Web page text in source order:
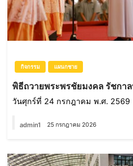
กิจกรรม แผนกชาย
พิธีถวายพระพรชัยมงคล รัชกา
วันศุกร์ที่ 24 กรกฎาคม พ.ศ. 2569
admin1 25 กรกฎาคม 2026